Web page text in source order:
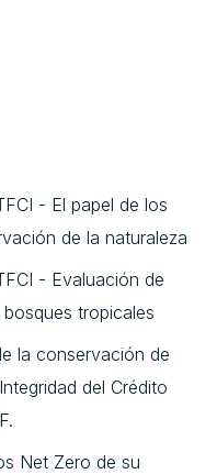
- El papel de los
de la naturaleza
- Evaluación de
tropicales
la conservación de
del Crédito
Net Zero de su